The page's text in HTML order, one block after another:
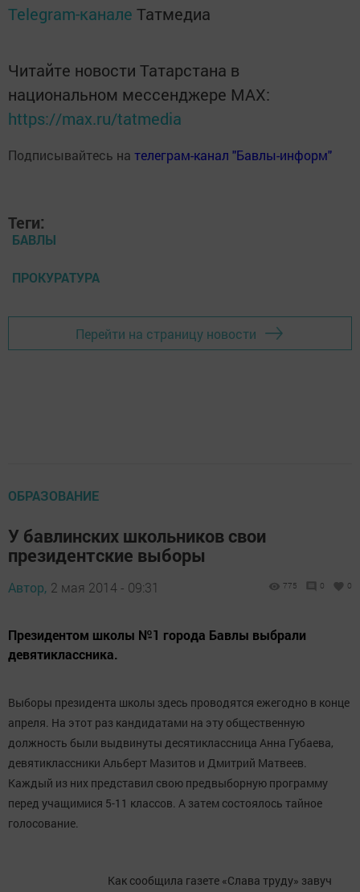
Telegram-канале Татмедиа
Читайте новости Татарстана в
национальном мессенджере MАХ:
https://max.ru/tatmedia
Подписывайтесь на телеграм-канал "Бавлы-информ"
Теги:
БАВЛЫ
ПРОКУРАТУРА
Перейти на страницу новости
ОБРАЗОВАНИЕ
У бавлинских школьников свои
президентские выборы
Автор, 2 мая 2014 - 09:31 775 0 0
Президентом школы №1 города Бавлы выбрали
девятиклассника.
Выборы президента школы здесь проводятся ежегодно в конце
апреля. На этот раз кандидатами на эту общественную
должность были выдвинуты десятиклассница Анна Губаева,
девятиклассники Альберт Мазитов и Дмитрий Матвеев.
Каждый из них представил свою предвыборную программу
перед учащимися 5-11 классов. А затем состоялось тайное
голосование.
Как сообщила газете «Слава труду» завуч